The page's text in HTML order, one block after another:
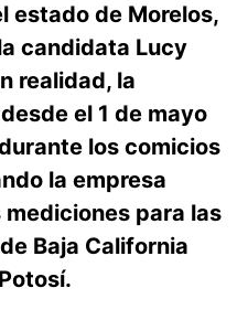
estado de Morelos,
candidata Lucy
realidad, la
el 1 de mayo
los comicios
la empresa
para las
Baja California